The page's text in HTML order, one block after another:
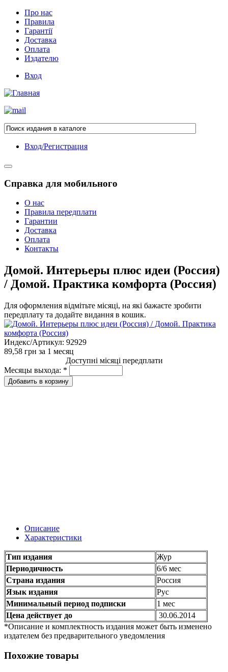
Про нас
Правила
Гарантії
Доставка
Оплата
Издателю
Вход
Вход/Регистрация
Справка для мобильного
О нас
Правила передплати
Гарантии
Доставка
Оплата
Контакты
Домой. Интерьеры плюс идеи (Россия)
/ Домой. Практика комфорта (Россия)
Для оформления відмітьте місяці, на які бажаєте зробити
передплату та додайте видання в кошик.
Индекс/Артикул: 92929
89,58 грн за 1 месяц
Доступні місяці передплати
Месяцы выхода: *
Описание
Характеристики
Тип издания
Жур
Периодичность
6/6 мес
Страна издания
Россия
Язык издания
Рус
Минимальный период подписки
1 мес
Цена действует до
30.06.2014
*Описание и комплектность издания может быть изменено
издателем без предварительного уведомления
Похожие товары